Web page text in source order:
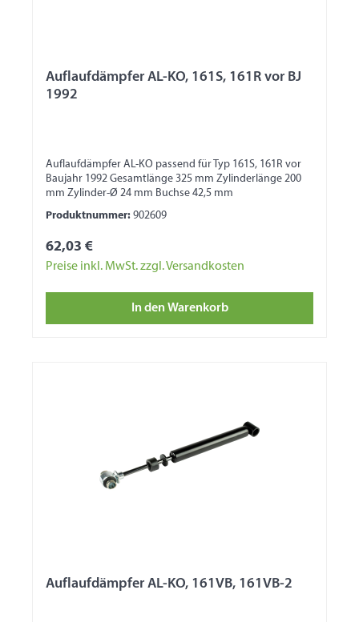
Auflaufdämpfer AL-KO, 161S, 161R vor BJ
1992
Auflaufdämpfer AL-KO passend für Typ 161S, 161R vor
Baujahr 1992 Gesamtlänge 325 mm Zylinderlänge 200
mm Zylinder-Ø 24 mm Buchse 42,5 mm
Produktnummer: 902609
62,03 €
Preise inkl. MwSt. zzgl. Versandkosten
In den Warenkorb
Auflaufdämpfer AL-KO, 161VB, 161VB-2